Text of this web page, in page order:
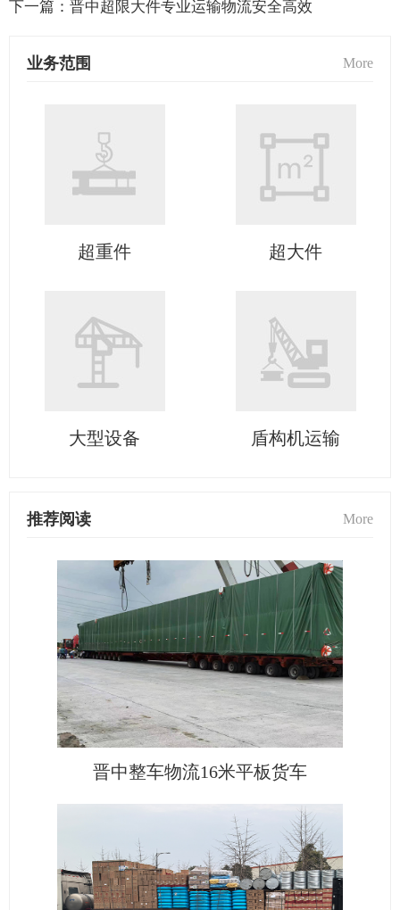
下一篇： 晋中超限大件专业运输物流安全高效
业务范围 More
超重件 超大件
大型设备 盾构机运输
推荐阅读 More
晋中整车物流16米平板货车